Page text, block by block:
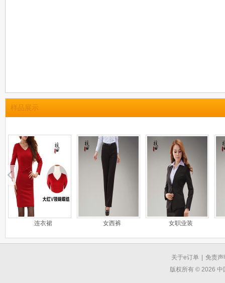
样品展示
连衣裙 女西裤 女职业装
关于e订单
免责声
版权所有 © 2026